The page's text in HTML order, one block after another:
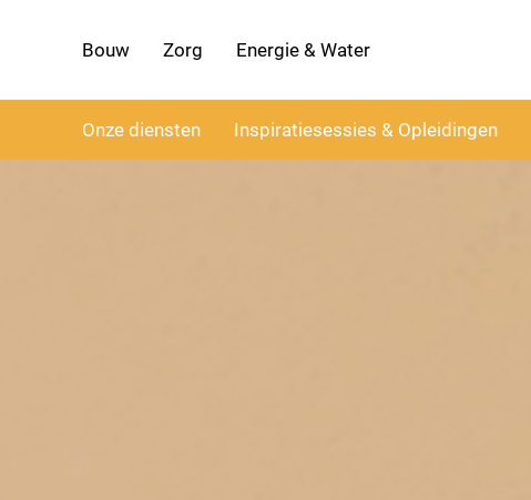
Bouw Zorg Energie & Water
Onze diensten Inspiratiesessies & Opleidingen